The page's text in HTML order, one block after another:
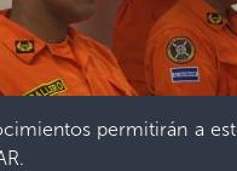
permitirán a